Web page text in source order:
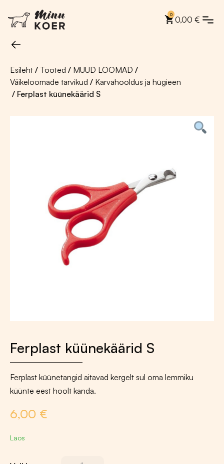
0
0,00 €
Esileht / Tooted / MUUD LOOMAD /
Väikeloomade tarvikud / Karvahooldus ja hügieen
/ Ferplast küünekäärid S
Ferplast küünekäärid S
Ferplast küünetangid aitavad kergelt sul oma lemmiku
küünte eest hoolt kanda.
6,00 €
Laos